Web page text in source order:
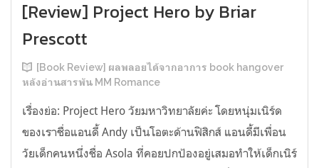
[Review] Project Hero by Briar
Prescott
[Book Review] ผลพลอยได้จากอาการ book hangover
หลังอ่านสารพัน MM Romance
เรื่องย่อ: Project Hero วัยมหาวิทยาลัยค่ะ โดยหนุ่มเนิร์ด
ของเราชื่อแอนดี้ Andy เป็นโอตะด้านฟิสิกส์ แอนดี้มีเพื่อน
วัยเด็กคนหนึ่งชื่อ Asola ที่คอยปกป้องอยู่เสมอทำให้เด็กเนิร์